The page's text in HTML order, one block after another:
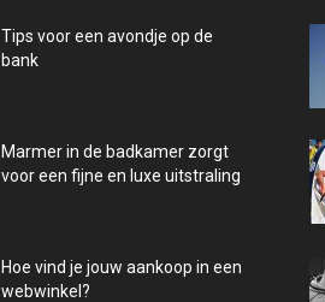
Tips voor een avondje op de
bank
Marmer in de badkamer zorgt
voor een fijne en luxe uitstraling
Hoe vind je jouw aankoop in een
webwinkel?